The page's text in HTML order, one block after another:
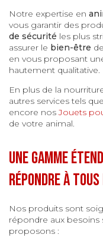
Notre expertise en
vous garantir des
de sécurité les plus
assurer le bien-être
en vous proposant
hautement qualitative.
En plus de la
autres services tels
encore nosJouets
de votre animal.
Une gamme
répondre à
Nos produits sont
répondre aux
proposons :